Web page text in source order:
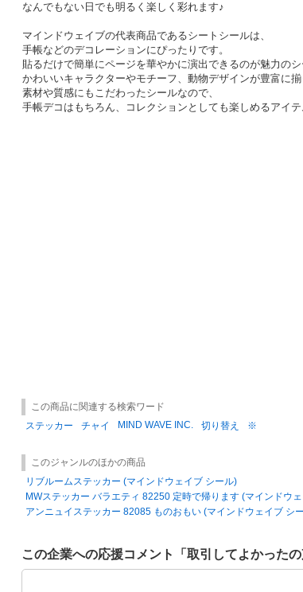
なんでもない日でも明るく楽しく彩れます♪
マインドウェイブの代表商品であるシートシールは、
手帳などのデコレーションにぴったりです。
貼るだけで簡単にページを華やかに演出できるのが魅力のシ
かわいいキャラクターやモチーフ、動物デザインが豊富に揃
素材や質感にもこだわったシールなので、
手帳デコはもちろん、コレクションとしても楽しめるアイテ
この商品に関連する検索ワード
ステッカー
チャイ MIND WAVE INC. 切り替え ※
このジャンルのほかの商品
リブルームステッカー (マインドウェイブ シール)
MWステッカー バラエティ 82250 定時で帰ります (マインドウ
アンニュイステッカー 82085 ものおもい (マインドウェイブ シ
この企業への応援コメント「取引してよかったの